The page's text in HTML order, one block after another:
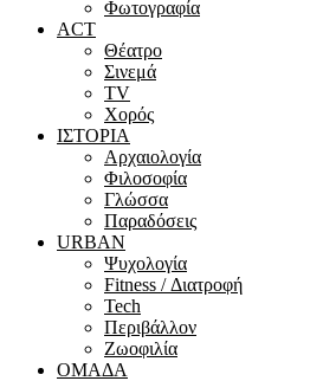
Φωτογραφία
ACT
Θέατρο
Σινεμά
ΤV
Χορός
ΙΣΤΟΡΙΑ
Αρχαιολογία
Φιλοσοφία
Γλώσσα
Παραδόσεις
URBAN
Ψυχολογία
Fitness / Διατροφή
Tech
Περιβάλλον
Ζωοφιλία
ΟΜΑΔΑ